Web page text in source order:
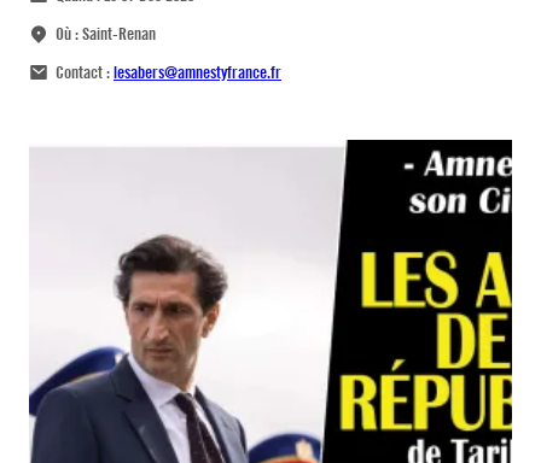
Où :Saint-Renan
Contact :lesabers@amnestyfrance.fr